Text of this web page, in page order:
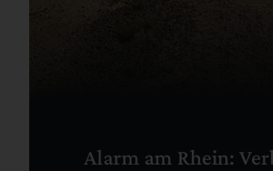
Alarm am Rhein: